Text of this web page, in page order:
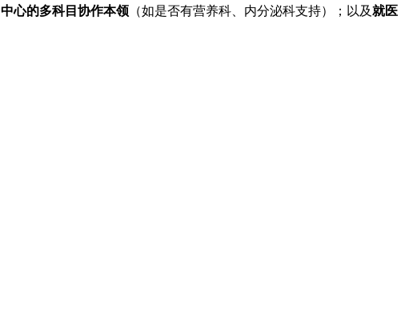
中心的多科目协作本领 （如是否有营养科、内分泌科支持）；以及就医